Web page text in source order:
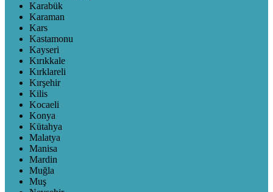
Karabük
Karaman
Kars
Kastamonu
Kayseri
Kırıkkale
Kırklareli
Kırşehir
Kilis
Kocaeli
Konya
Kütahya
Malatya
Manisa
Mardin
Muğla
Muş